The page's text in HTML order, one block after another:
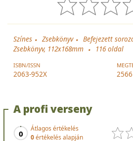
Színes Zsebkönyv Befejezett
Zsebkönyv, 112x168mm
116oldal
ISBN/ISSN
2063-952X 2566
A profi verseny
0
Átlagos értékelés
0értékelés alapján